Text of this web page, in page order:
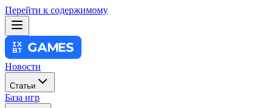
Перейти к содержимому
Новости
Статьи
База игр